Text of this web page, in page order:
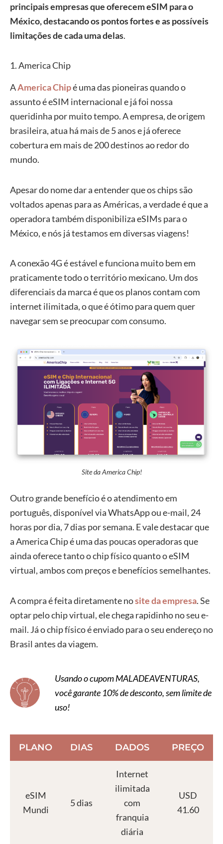
principais empresas que oferecem eSIM para o
México, destacando os pontos fortes e as possíveis
limitações de cada uma delas.
1. America Chip
AAmerica Chipé uma das pioneiras quando o
assunto é eSIM internacional e já foi nossa
queridinha por muito tempo. A empresa, de origem
brasileira, atua há mais de 5 anos e já oferece
cobertura em mais de 200 destinos ao redor do
mundo.
Apesar do nome dar a entender que os chips são
voltados apenas para as Américas, a verdade é que a
operadora também disponibiliza eSIMs para o
México, e nós já testamos em diversas viagens!
A conexão 4G é estável e funciona muito bem em
praticamente todo o território mexicano. Um dos
diferenciais da marca é que os planos contam com
internet ilimitada, o que é ótimo para quem quer
navegar sem se preocupar com consumo.
Site da America Chip!
Outro grande benefício é o atendimento em
português, disponível via WhatsApp ou e-mail, 24
horas por dia, 7 dias por semana. E vale destacar que
a America Chip é uma das poucas operadoras que
ainda oferece tanto o chip físico quanto o eSIM
virtual, ambos com preços e benefícios semelhantes.
A compra é feita diretamente nosite da empresa. Se
optar pelo chip virtual, ele chega rapidinho no seu e-
mail. Já o chip físico é enviado para o seu endereço no
Brasil antes da viagem.
Usando o cupom MALADEAVENTURAS,
você garante 10% de desconto, sem limite de
uso!
PLANO DIAS DADOS PREÇO
eSIM
Mundi
5 dias
Internet
ilimitada
com
franquia
diária
USD
41.60